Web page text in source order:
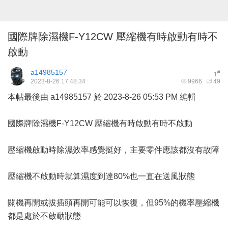
國際牌除濕機F-Y12CW 壓縮機有時啟動有時不
啟動
1#
a14985157
9966 49
2023-8-26 17:48:34
本帖最後由 a14985157 於 2023-8-26 05:53 PM 編輯
國際牌除濕機F-Y12CW 壓縮機有時啟動有時不啟動
壓縮機啟動時除濕效率感覺挺好，主要零件應該都沒有故障
壓縮機不啟動時就算濕度到達80%也一直在送風狀態
關機再開或拔插頭再開可能可以恢復，但95%的機率壓縮機
都是處於不啟動狀態